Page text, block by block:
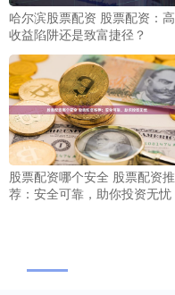
哈尔滨股票配资 股票配资：高
收益陷阱还是致富捷径？
股票配资哪个安全 股票配资推
荐：安全可靠，助你投资无忧